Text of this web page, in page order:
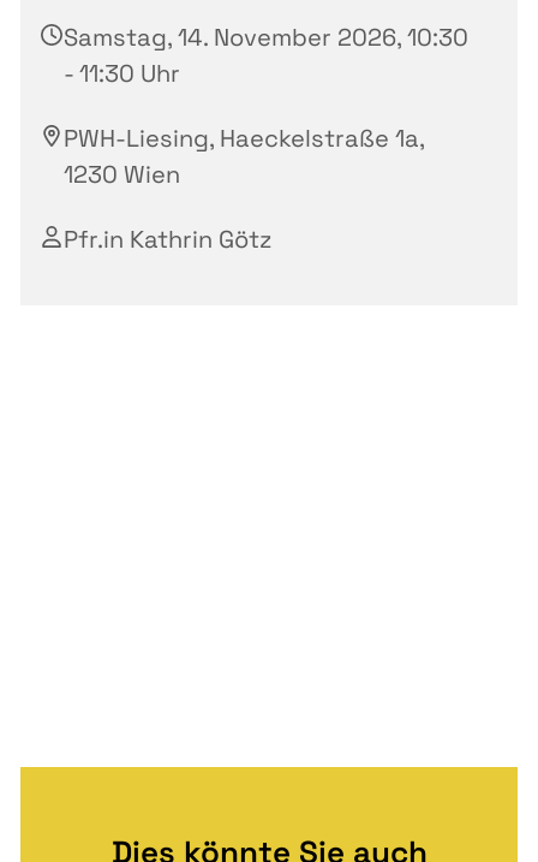
Samstag, 14. November 2026, 10:30
- 11:30 Uhr
PWH-Liesing, Haeckelstraße 1a,
1230 Wien
Pfr.in Kathrin Götz
Dies könnte Sie auch